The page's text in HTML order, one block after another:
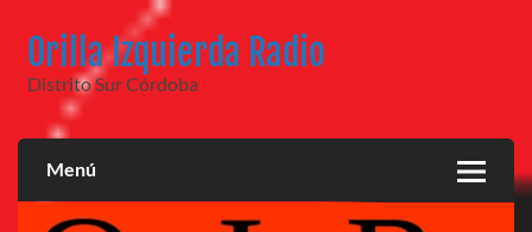
contenido
Orilla Izquierda Radio
Distrito Sur Córdoba
Menú